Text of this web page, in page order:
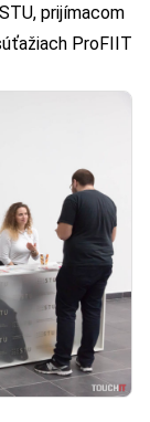
prijímacom
ProFIIT